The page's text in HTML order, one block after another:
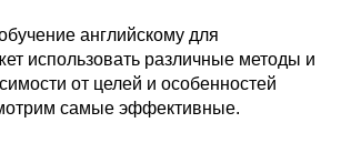
английскому для
использовать различные методы и
от целей и особенностей
самые эффективные.